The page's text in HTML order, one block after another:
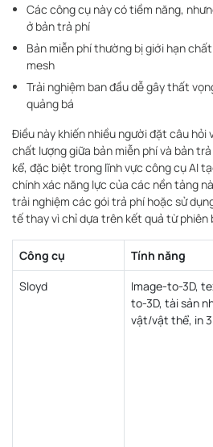
Các công cụ này có tiềm năng,
ở bản trả phí
Bản miễn phí thường bị giới hạn
mesh
Trải nghiệm ban đầu dễ gây thất
quảng bá
Điều này khiến nhiều người đặt câu hỏi
chất lượng giữa bản miễn phí và bản
kể, đặc biệt trong lĩnh vực công cụ AI
chính xác năng lực của các nền tảng
trải nghiệm các gói trả phí hoặc sử
tế thay vì chỉ dựa trên kết quả từ phiên
Công cụ Tính năng
Sloyd
Image-to-3D,
to-3D, tài sản
vật/vật thể, in